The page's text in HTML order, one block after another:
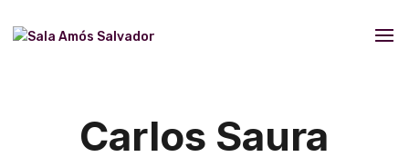
Carlos Saura